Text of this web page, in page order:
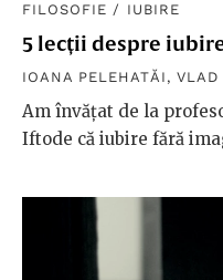
FILOSOFIE / IUBIRE
5 lecții despre
IOANA PELEHATĂI , VLAD
Am învățat de la
Iftode că iubire fără